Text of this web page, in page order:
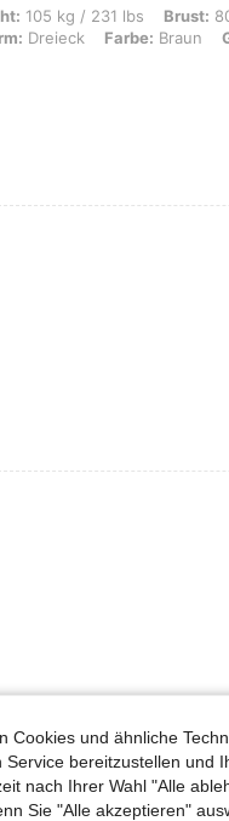
lbs, Brust: 80 cm / 31.5 in,
105 kg / 231 lbs Brust:
Dreieck Farbe: Braun
Ansehen
Cookies und ähnliche
Service bereitzustellen und
nach Ihrer Wahl "Alle
Sie "Alle akzeptieren"